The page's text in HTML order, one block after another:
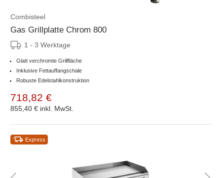
Combisteel
Gas Grillplatte Chrom 800
1 - 3 Werktage
Glatt verchromte Grillfläche
Inklusive Fettauffangschale
Robuste Edelstahlkonstruktion
718,82 €
855,40 € inkl. MwSt.
Express